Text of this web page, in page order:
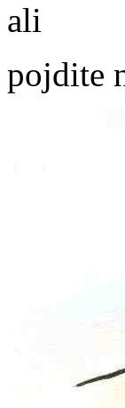
ali
pojdite